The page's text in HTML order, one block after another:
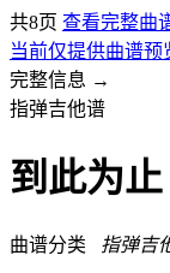
共8页 查看完整曲
当前仅提供曲谱
完整信息 →
指弹吉他谱
到此为止
曲谱分类 指弹吉